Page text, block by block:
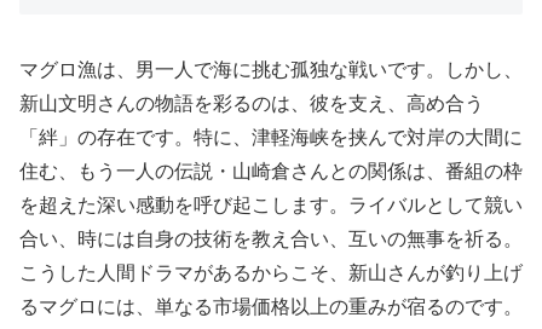
マグロ漁は、男一人で海に挑む孤独な戦いです。しかし、
新山文明さんの物語を彩るのは、彼を支え、高め合う
「絆」の存在です。特に、津軽海峡を挟んで対岸の大間に
住む、もう一人の伝説・山崎倉さんとの関係は、番組の枠
を超えた深い感動を呼び起こします。ライバルとして競い
合い、時には自身の技術を教え合い、互いの無事を祈る。
こうした人間ドラマがあるからこそ、新山さんが釣り上げ
るマグロには、単なる市場価格以上の重みが宿るのです。